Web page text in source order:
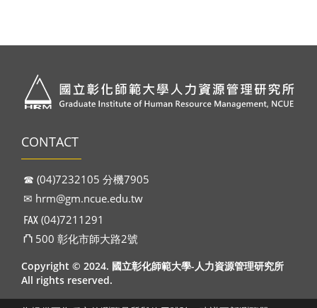
CONTACT
☎︎ (04)7232105 分機7905
✉︎ hrm@gm.ncue.edu.tw
℻ (04)7211291
⛫ 500 彰化市師大路2號
Copyright © 2024. 國立彰化師範大學-人力資源管理研究所
All rights reserved.